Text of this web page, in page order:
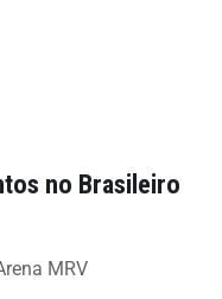
no Brasileiro
MRV